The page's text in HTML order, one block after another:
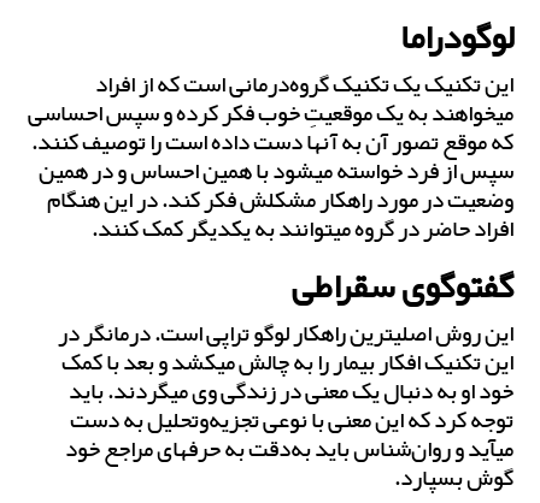
لوگودراما
این تکنیک یک تکنیک گروه‌درمانی است که از افراد
می‎خواهند به یک موقعیتِ خوب فکر کرده و سپس احساسی
که موقع تصور آن به آن‎ها دست داده است را توصیف کنند.
سپس از فرد خواسته می‎شود با همین احساس و در همین
وضعیت در مورد راهکار مشکلش فکر کند. در این هنگام
افراد حاضر در گروه می‎توانند به یکدیگر کمک کنند.
گفت‏‎وگوی سقراطی
این روش اصلی‎ترین راهکار لوگو تراپی است. درمانگر در
این تکنیک افکار بیمار را به چالش می‎کشد و بعد با کمک
خود او به دنبال یک معنی در زندگی وی می‎گردند. باید
توجه کرد که این معنی با نوعی تجزیه‌وتحلیل به دست
می‎آید و روان‌شناس باید به‌دقت به حرف‎های مراجع خود
گوش بسپارد.